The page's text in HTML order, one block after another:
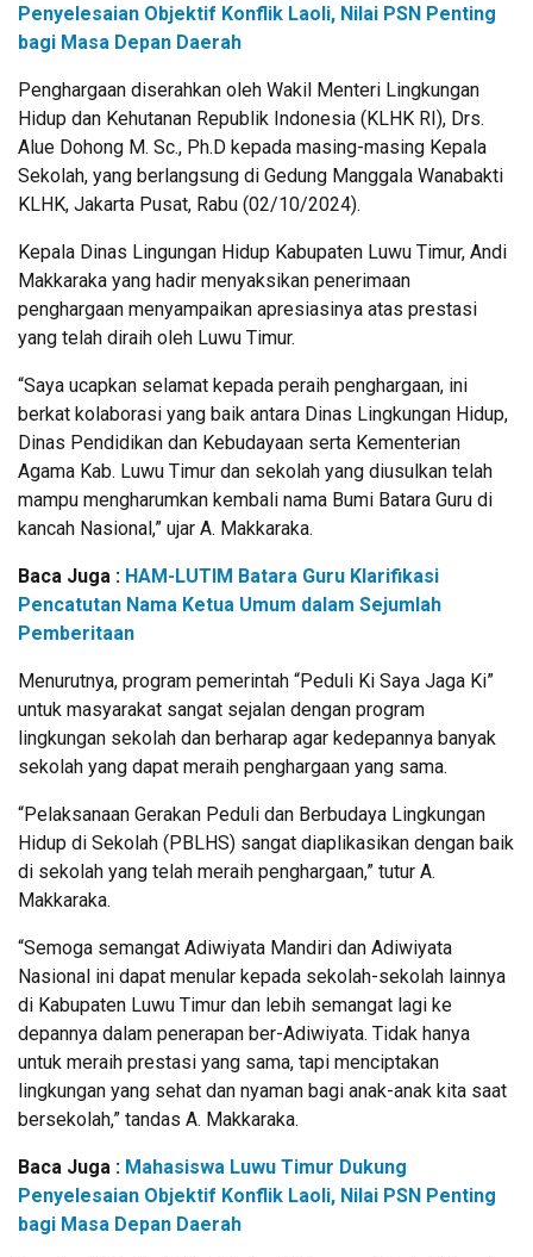
Penyelesaian Objektif Konflik Laoli, Nilai PSN Penting
bagi Masa Depan Daerah
Penghargaan diserahkan oleh Wakil Menteri Lingkungan
Hidup dan Kehutanan Republik Indonesia (KLHK RI), Drs.
Alue Dohong M. Sc., Ph.D kepada masing-masing Kepala
Sekolah, yang berlangsung di Gedung Manggala Wanabakti
KLHK, Jakarta Pusat, Rabu (02/10/2024).
Kepala Dinas Lingungan Hidup Kabupaten Luwu Timur, Andi
Makkaraka yang hadir menyaksikan penerimaan
penghargaan menyampaikan apresiasinya atas prestasi
yang telah diraih oleh Luwu Timur.
“Saya ucapkan selamat kepada peraih penghargaan, ini
berkat kolaborasi yang baik antara Dinas Lingkungan Hidup,
Dinas Pendidikan dan Kebudayaan serta Kementerian
Agama Kab. Luwu Timur dan sekolah yang diusulkan telah
mampu mengharumkan kembali nama Bumi Batara Guru di
kancah Nasional,” ujar A. Makkaraka.
Baca Juga : HAM-LUTIM Batara Guru Klarifikasi
Pencatutan Nama Ketua Umum dalam Sejumlah
Pemberitaan
Menurutnya, program pemerintah “Peduli Ki Saya Jaga Ki”
untuk masyarakat sangat sejalan dengan program
lingkungan sekolah dan berharap agar kedepannya banyak
sekolah yang dapat meraih penghargaan yang sama.
“Pelaksanaan Gerakan Peduli dan Berbudaya Lingkungan
Hidup di Sekolah (PBLHS) sangat diaplikasikan dengan baik
di sekolah yang telah meraih penghargaan,” tutur A.
Makkaraka.
“Semoga semangat Adiwiyata Mandiri dan Adiwiyata
Nasional ini dapat menular kepada sekolah-sekolah lainnya
di Kabupaten Luwu Timur dan lebih semangat lagi ke
depannya dalam penerapan ber-Adiwiyata. Tidak hanya
untuk meraih prestasi yang sama, tapi menciptakan
lingkungan yang sehat dan nyaman bagi anak-anak kita saat
bersekolah,” tandas A. Makkaraka.
Baca Juga : Mahasiswa Luwu Timur Dukung
Penyelesaian Objektif Konflik Laoli, Nilai PSN Penting
bagi Masa Depan Daerah